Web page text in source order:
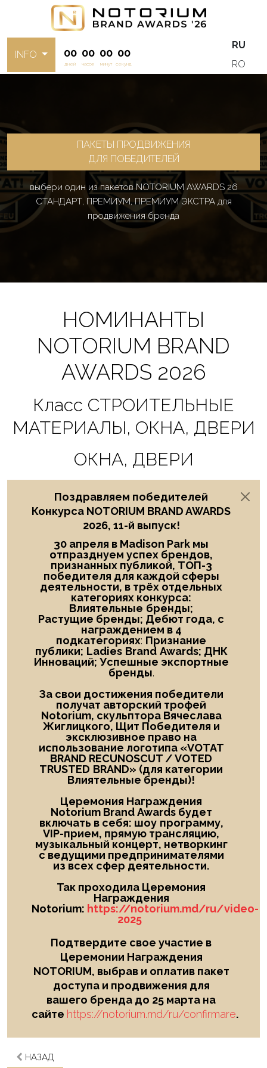
INFO 00
дней
00
часов
00
минут
00
секунд
RU
RO
ПАКЕТЫ ПРОДВИЖЕНИЯ
ДЛЯ ПОБЕДИТЕЛЕЙ
выбери один из пакетов NOTORIUM AWARDS 26
СТАНДАРТ, ПРЕМИУМ, ПРЕМИУМ ЭКСТРА для
продвижения бренда
НОМИНАНТЫ
NOTORIUM BRAND
AWARDS 2026
Класс СТРОИТЕЛЬНЫЕ
МАТЕРИАЛЫ, ОКНА, ДВЕРИ
ОКНА, ДВЕРИ
Поздравляем победителей
Конкурса NOTORIUM BRAND AWARDS
2026, 11-й выпуск!
30 апреля в Madison Park мы
отпразднуем успех брендов,
признанных публикой, ТОП-3
победителя для каждой сферы
деятельности, в трёх отдельных
категориях конкурса:
Влиятельные бренды;
Растущие бренды; Дебют года, с
награждением в 4
подкатегориях: Признание
публики; Ladies Brand Awards; ДНК
Инноваций; Успешные экспортные
бренды.
За свои достижения победители
получат авторский трофей
Notorium, скульптора Вячеслава
Жиглицкого, Щит Победителя и
эксклюзивное право на
использование логотипа «VOTAT
BRAND RECUNOSCUT /VOTED
TRUSTED BRAND» (для категории
Влиятельные бренды)!
Церемония Награждения
Notorium Brand Awards будет
включать в себя: шоу программу,
VIP-прием, прямую трансляцию,
музыкальный концерт, нетворкинг
с ведущими предпринимателями
из всех сфер деятельности.
Так проходила Церемония
Награждения
Notorium: https://notorium.md/ru/video-
2025
Подтвердите свое участие в
Церемонии Награждения
NOTORIUM, выбрав и оплатив пакет
доступа и продвижения для
вашего бренда до 25 марта на
сайте https://notorium.md/ru/confirmare.
НАЗАД